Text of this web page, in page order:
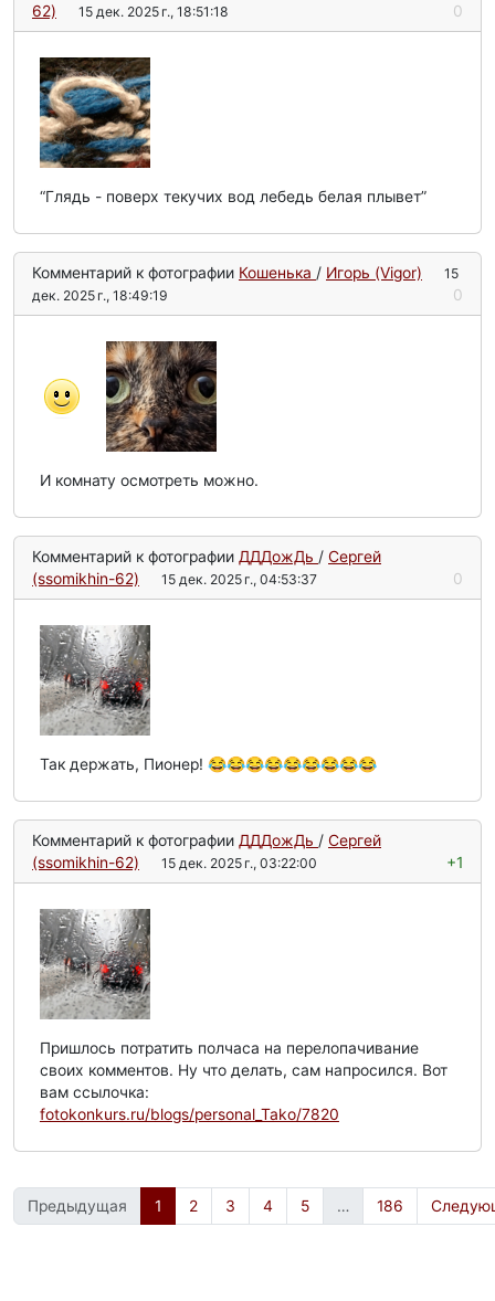
62)
15 дек. 2025 г., 18:51:18 0
“Глядь - поверх текучих вод лебедь белая плывет”
Комментарий к фотографии Кошенька / Игорь (Vigor)
15
дек. 2025 г., 18:49:19
0
И комнату осмотреть можно.
Комментарий к фотографии ДДДожДь / Сергей
(ssomikhin-62)
15 дек. 2025 г., 04:53:37 0
Так держать, Пионер! 😂😂😂😂😂😂😂😂😂
Комментарий к фотографии ДДДожДь / Сергей
(ssomikhin-62)
15 дек. 2025 г., 03:22:00 +1
Пришлось потратить полчаса на перелопачивание
своих комментов. Ну что делать, сам напросился. Вот
вам ссылочка:
fotokonkurs.ru/blogs/personal_Tako/7820
Предыдущая 1 2 3 4 5 … 186